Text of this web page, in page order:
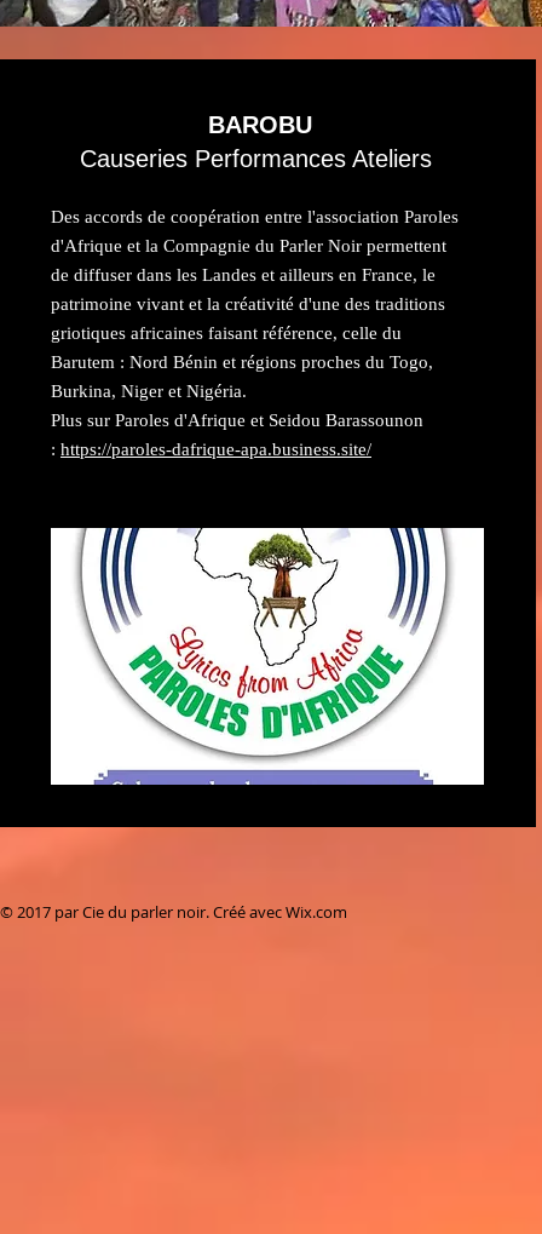
BAROBU
Causeries Performances Ateliers
Des accords de coopération entre l'association Paroles
d'Afrique et la Compagnie du Parler Noir permettent
de diffuser dans les Landes et ailleurs en France, le
patrimoine vivant et la créativité d'une des traditions
griotiques africaines faisant référence, celle du
Barutem : Nord Bénin et régions proches du Togo,
Burkina, Niger et Nigéria.
Plus sur Paroles d'Afrique et Seidou Barassounon
: https://paroles-dafrique-apa.business.site/
© 2017 par Cie du parler noir. Créé avecWix.com